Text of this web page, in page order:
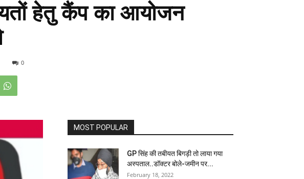
हेतु कैंप का आयोजन
0
MOST POPULAR
GP सिंह की तबीयत बिगड़ी तो लाया गया
अस्पताल..डॉक्टर बोले-जमीन पर...
February 18, 2022